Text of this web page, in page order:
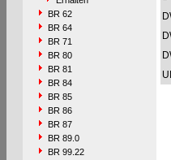
BR 62
BR 64
BR 71
BR 80
BR 81
BR 84
BR 85
BR 86
BR 87
BR 89.0
BR 99.22